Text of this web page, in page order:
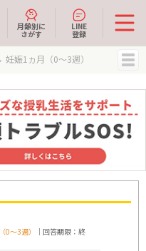
月齢別に
さがす
LINE
登録
妊娠1ヵ月（0～3週）
0～3週）
｜回答期限：終